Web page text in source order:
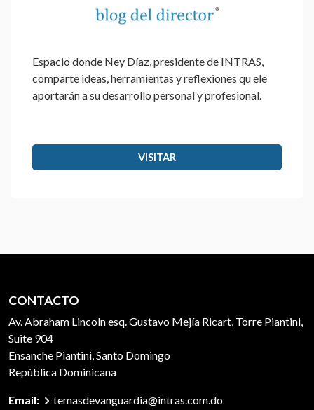
Espacio donde Ney Díaz, presidente de INTRAS,
comparte ideas, herramientas y reflexiones qu ele
aportarán a su desarrollo personal y profesional.
VISITAR
CONTACTO
Av. Abraham Lincoln esq. Gustavo Mejía Ricart, Torre Piantini,
Suite 904
Ensanche Piantini, Santo Domingo
República Dominicana
Email:
temasdevanguardia@intras.com.do